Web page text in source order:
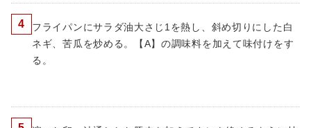
4
フライパンにサラダ油大さじ1を熱し、斜め切りにした白
ネギ、苦瓜を炒める。【A】の調味料を加えて味付けをす
る。